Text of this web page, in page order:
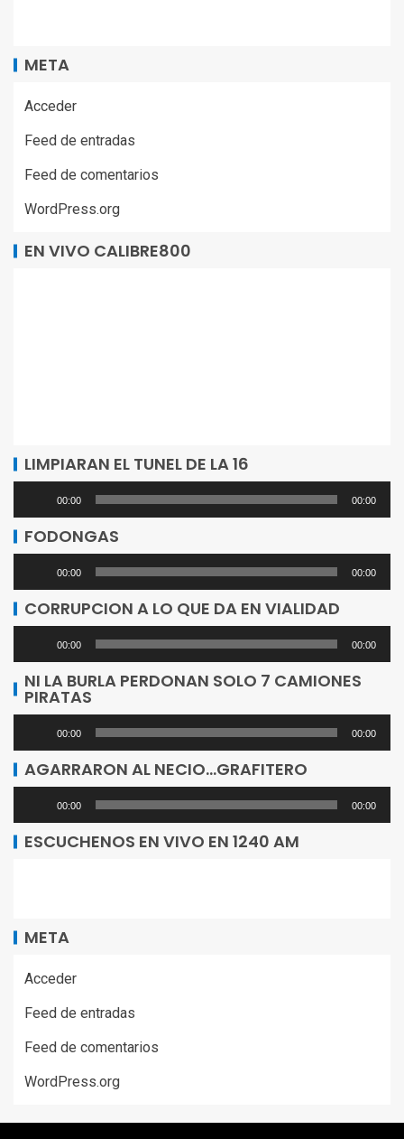
META
Acceder
Feed de entradas
Feed de comentarios
WordPress.org
EN VIVO CALIBRE800
LIMPIARAN EL TUNEL DE LA 16
Reproductor
de
audio
00:00 00:00
FODONGAS
Reproductor
de
audio
00:00 00:00
CORRUPCION A LO QUE DA EN VIALIDAD
Reproductor
de
audio
00:00 00:00
NI LA BURLA PERDONAN SOLO 7 CAMIONES
PIRATAS
Reproductor
de
audio
00:00 00:00
AGARRARON AL NECIO…GRAFITERO
Reproductor
de
00:00 00:00
ESCUCHENOS EN VIVO EN 1240 AM
META
Acceder
Feed de entradas
Feed de comentarios
WordPress.org